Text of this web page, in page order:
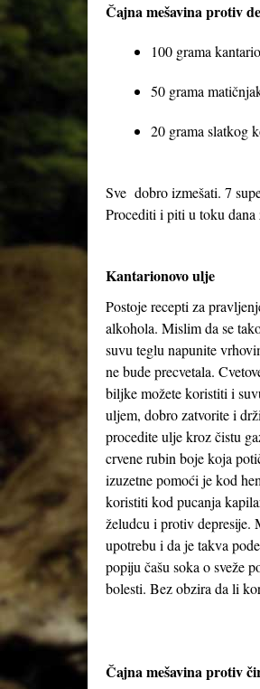
Čajna mešavina protiv
100 grama
50 grama
20 grama slatkog
Sve dobro izmešati. 7
Procediti i piti u toku dana
Kantarionovo ulje
Postoje recepti za
alkohola. Mislim da se
suvu teglu napunite
ne bude precvetala.
biljke možete koristiti i
uljem, dobro zatvorite i
procedite ulje kroz čistu
crvene rubin boje koja
izuzetne pomoći je kod
koristiti kod pucanja
želudcu i protiv depresije.
upotrebu i da je takva
popiju čašu soka o sveže
bolesti. Bez obzira da li
Čajna mešavina protiv